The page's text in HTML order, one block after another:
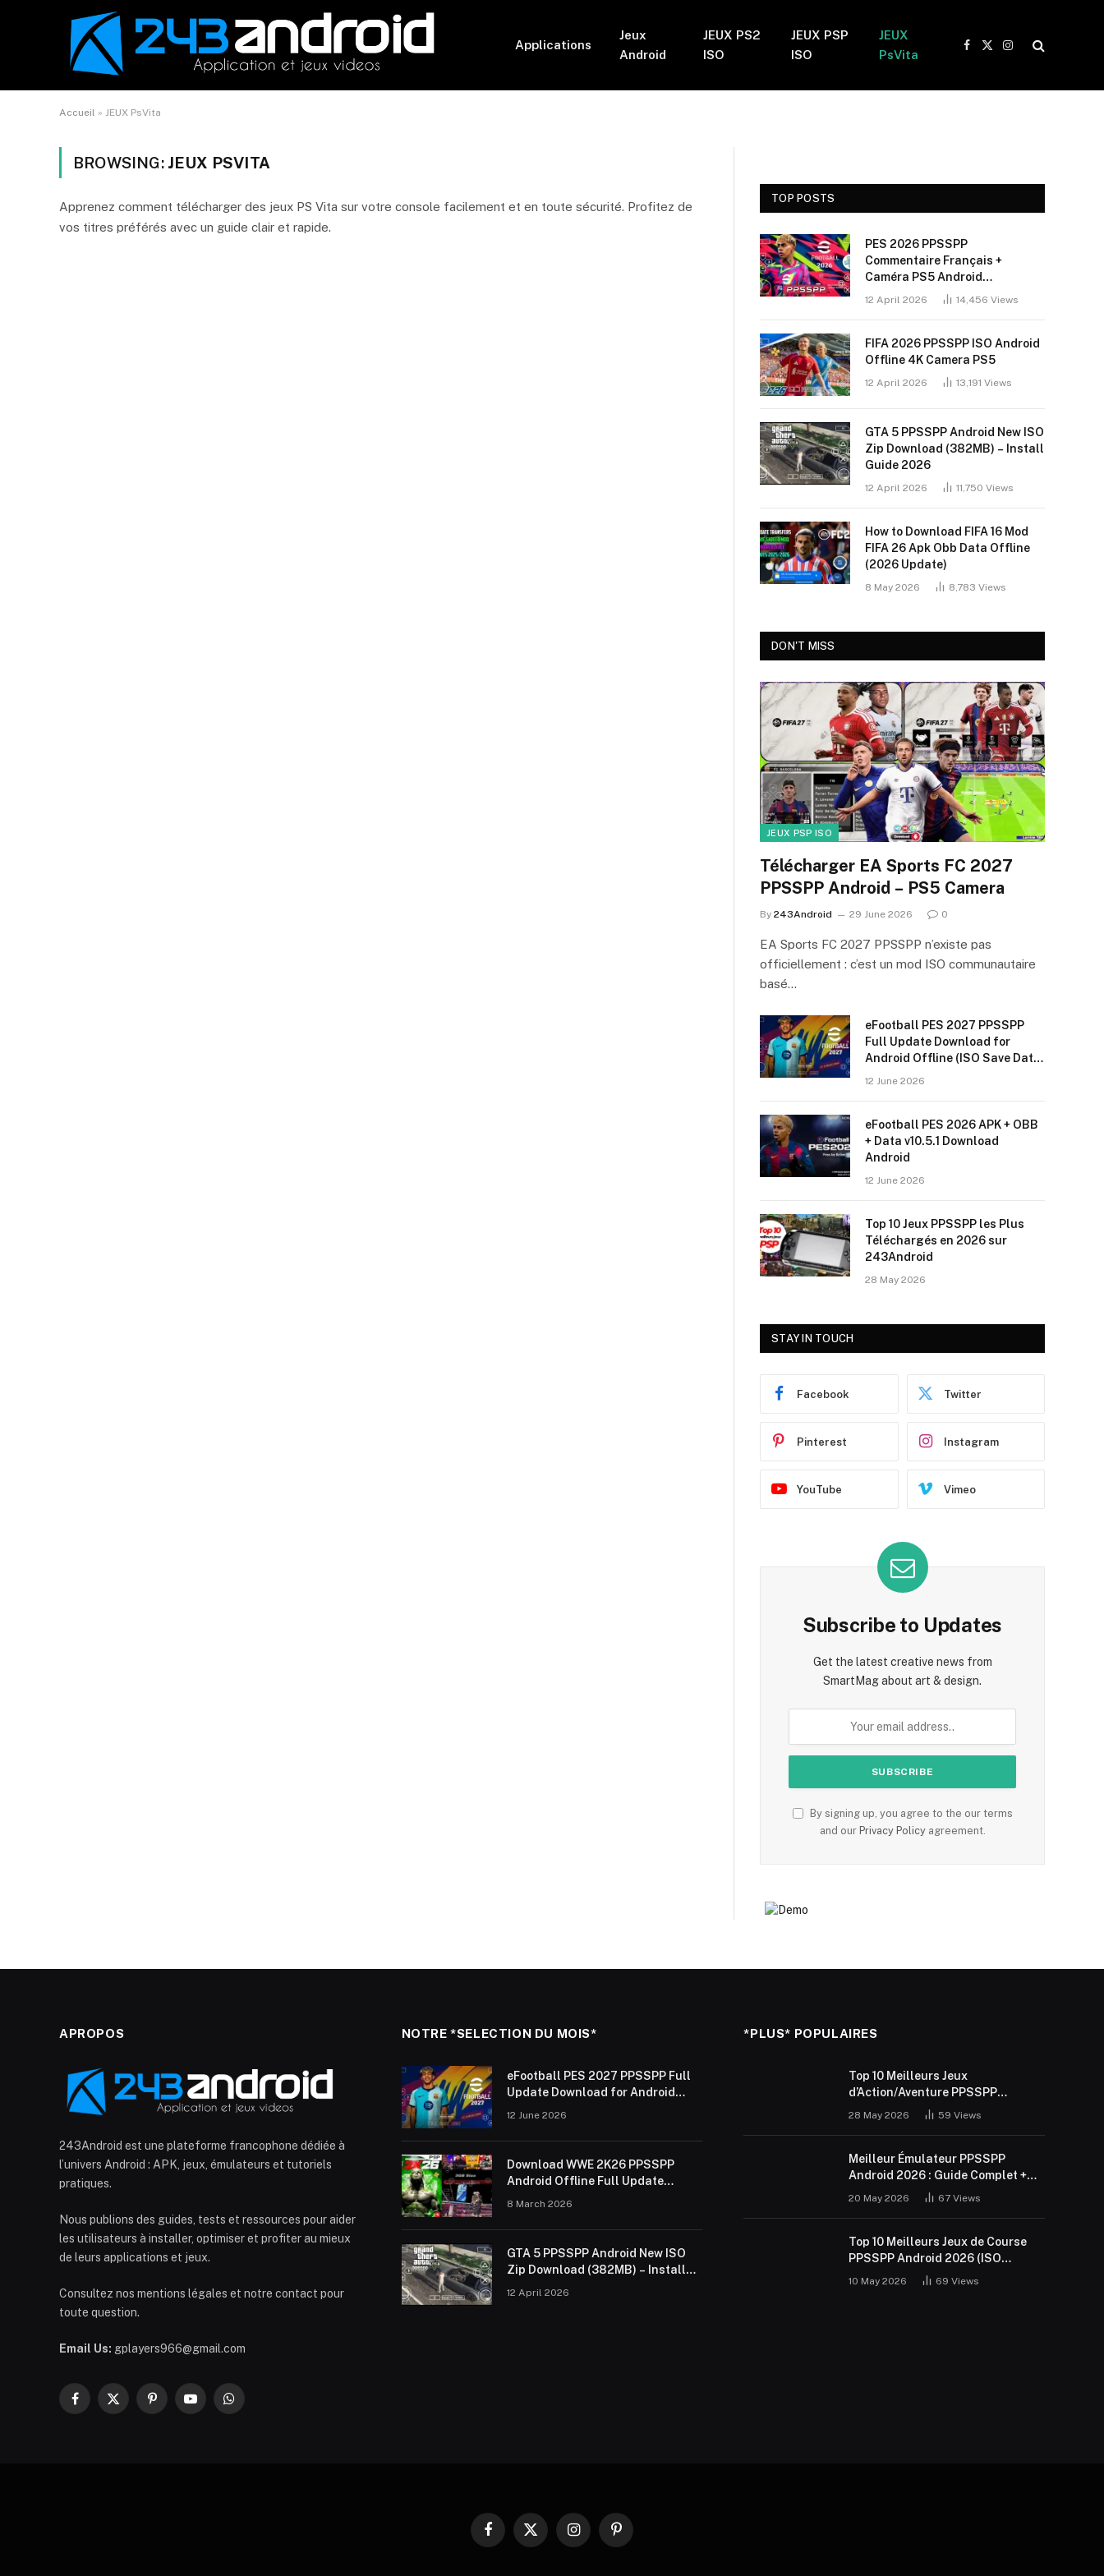
Applications
Jeux
Android
JEUX PS2
ISO
JEUX PSP
ISO
JEUX
PsVita
Facebook
X
Instagram
Accueil » JEUX PsVita
BROWSING: JEUX PSVITA
Apprenez comment télécharger des jeux PS Vita sur votre console facilement et en toute sécurité. Profitez de
vos titres préférés avec un guide clair et rapide.
TOP POSTS
PES 2026 PPSSPP
Commentaire Français +
Caméra PS5 Android
(Installation Sans Bug + 60
12 April 2026 14,456 Views
FIFA 2026 PPSSPP ISO Android
Offline 4K Camera PS5
12 April 2026 13,191 Views
GTA 5 PPSSPP Android New ISO
Zip Download (382MB) – Install
Guide 2026
12 April 2026 11,750 Views
How to Download FIFA 16 Mod
FIFA 26 Apk Obb Data Offline
(2026 Update)
8 May 2026 8,783 Views
DON'T MISS
JEUX PSP ISO
Télécharger EA Sports FC 2027
PPSSPP Android – PS5 Camera
By 243Android 29 June 2026 0
EA Sports FC 2027 PPSSPP n’existe pas
officiellement : c’est un mod ISO communautaire
basé…
eFootball PES 2027 PPSSPP
Full Update Download for
Android Offline (ISO Save Data
12 June 2026
eFootball PES 2026 APK + OBB
+ Data v10.5.1 Download
Android
12 June 2026
Top 10 Jeux PPSSPP les Plus
Téléchargés en 2026 sur
243Android
28 May 2026
STAY IN TOUCH
Facebook Twitter
Pinterest Instagram
YouTube Vimeo
Subscribe to Updates
Get the latest creative news from
SmartMag about art & design.
By signing up, you agree to the our terms
and our Privacy Policyagreement.
APROPOS
243Android est une plateforme francophone dédiée à
l’univers Android : APK, jeux, émulateurs et tutoriels
pratiques.
Nous publions des guides, tests et ressources pour aider
les utilisateurs à installer, optimiser et profiter au mieux
de leurs applications et jeux.
Consultez nos mentions légales et notre contact pour
toute question.
Email Us: gplayers966@gmail.com
Facebook
X
PinterestYouTubeWhatsApp
NOTRE *SELECTION DU MOIS*
eFootball PES 2027 PPSSPP Full
Update Download for Android
12 June 2026
Download WWE 2K26 PPSSPP
Android Offline Full Update
8 March 2026
GTA 5 PPSSPP Android New ISO
Zip Download (382MB) – Install
12 April 2026
*PLUS* POPULAIRES
Top 10 Meilleurs Jeux
d’Action/Aventure PPSSPP
Android 2026 (ISO Gratuit)
28 May 2026 59Views
Meilleur Émulateur PPSSPP
Android 2026 : Guide Complet +
20 May 2026 67Views
Top 10 Meilleurs Jeux de Course
PPSSPP Android 2026 (ISO
10 May 2026 69Views
Facebook
X
InstagramPinterest